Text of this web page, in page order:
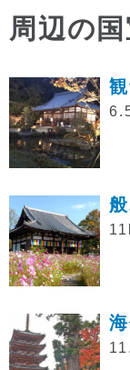
周辺の